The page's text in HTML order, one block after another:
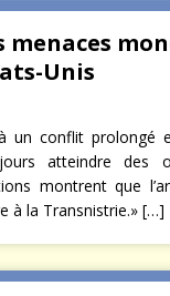
menaces
Unis
un conflit prolongé
atteindre des
montrent que
à la Transnistrie.» […]